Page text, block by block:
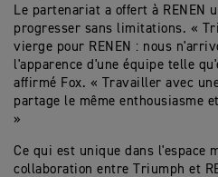
Le partenariat a offert à RENEN
progresser sans limitations. «
vierge pour RENEN : nous
l'apparence d'une équipe telle
affirmé Fox. « Travailler avec
partage le même enthousiasme
»
Ce qui est unique dans l'espace
collaboration entre Triumph et